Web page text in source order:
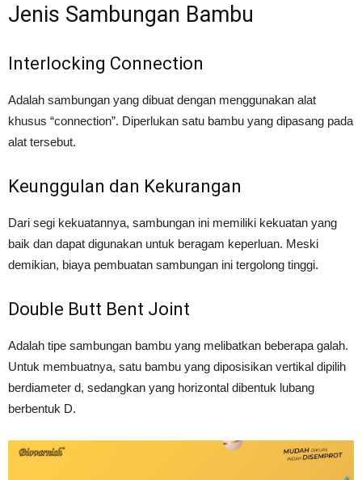
Jenis Sambungan Bambu
Interlocking Connection
Adalah sambungan yang dibuat dengan menggunakan alat
khusus “connection”. Diperlukan satu bambu yang dipasang pada
alat tersebut.
Keunggulan dan Kekurangan
Dari segi kekuatannya, sambungan ini memiliki kekuatan yang
baik dan dapat digunakan untuk beragam keperluan. Meski
demikian, biaya pembuatan sambungan ini tergolong tinggi.
Double Butt Bent Joint
Adalah tipe sambungan bambu yang melibatkan beberapa galah.
Untuk membuatnya, satu bambu yang diposisikan vertikal dipilih
berdiameter d, sedangkan yang horizontal dibentuk lubang
berbentuk D.